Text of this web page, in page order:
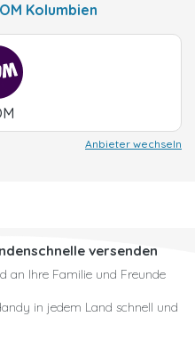
Kolumbien
Anbieter wechseln
versenden
an Ihre Familie und Freunde
in jedem Land schnell und